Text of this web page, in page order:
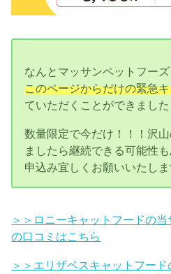
なんとマッサンペットフーズ
このページからだけの緊急
ていただくことができました
数量限定で今だけ！！！沢
ましたら継続できる可能性
申込み宜しくお願いいたしま
＞＞ロニーキャットフードの
の口コミはこちら
＞＞エリザベスキャットフー